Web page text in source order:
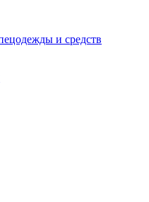
и средств